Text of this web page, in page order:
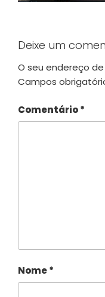
Deixe um
O seu endereço
Campos
Comentário*
Nome*